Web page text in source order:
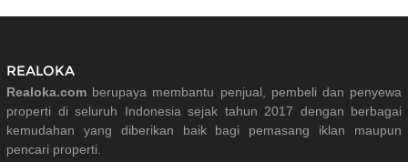
REALOKA
Realoka.com berupaya membantu penjual, pembeli dan penyewa
properti di seluruh Indonesia sejak tahun 2017 dengan berbagai
kemudahan yang diberikan baik bagi pemasang iklan maupun
pencari properti.